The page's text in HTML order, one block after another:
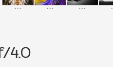
... ... ...
f/4.0